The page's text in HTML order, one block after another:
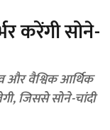
करेंगी सोने-
और वैश्विक आर्थिक
जिससे सोने-चांदी